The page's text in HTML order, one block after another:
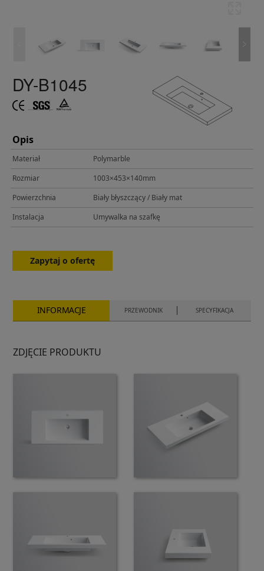
DY-B1045
Opis
Materiał
Polymarble
Rozmiar
1003×453×140mm
Powierzchnia
Biały błyszczący / Biały mat
Instalacja
Umywalka na szafkę
Zapytaj o ofertę
INFORMACJE PRZEWODNIK SPECYFIKACJA
ZDJĘCIE PRODUKTU